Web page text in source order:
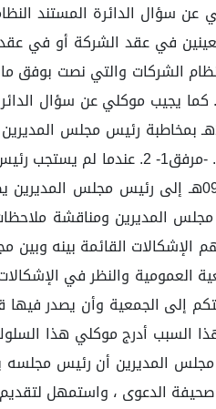
المعينين في عقد
يجيب موكلي عن سؤال
حياله، فإن موكلي يوضح الوقائع التالية: 1. قام
لجأ موكلي للاحتكام إلى الجمعية العمومية وكتب
الشركاء يوضح لهم الإشكالات
العمومية والنظر في
الجمعية وأن يصدر فيها
المديرين أن رئيس
صحيفة الدعوى ، واستمهل